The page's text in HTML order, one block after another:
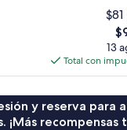
El
es
13
Total con
y reserva para
¡Más recompensas